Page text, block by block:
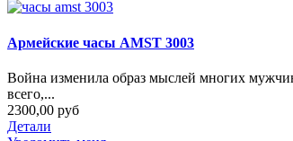
Армейские часы AMST 3003
Война изменила образ мыслей многих
всего,...
2300,00 руб
Детали